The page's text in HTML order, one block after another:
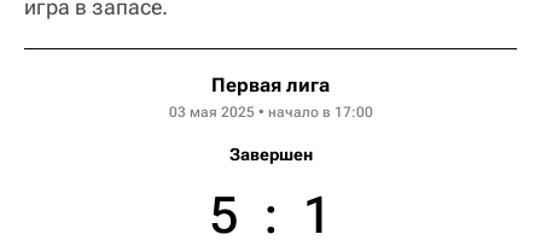
игра в запасе.
Первая лига
03 мая 2025 • начало в 17:00
Завершен
5 : 1